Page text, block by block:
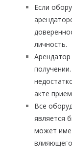
Если
личность.
акте
Все
является
может